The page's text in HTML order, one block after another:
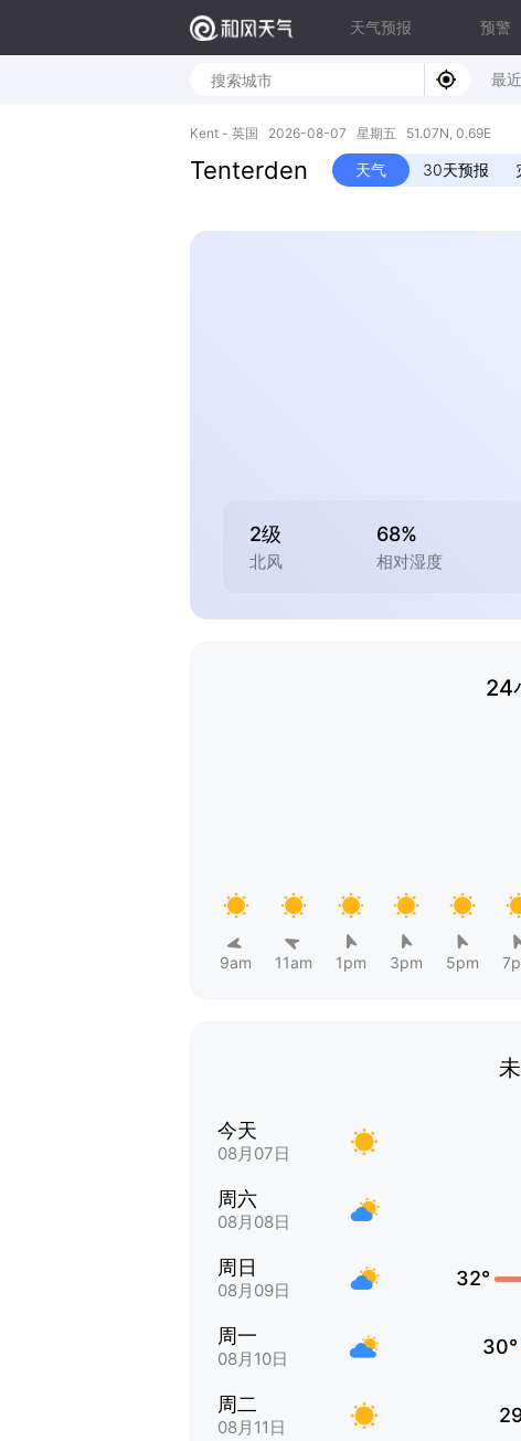
天气预报 预警
最近
Kent - 英国 2026-08-07 星期五 51.07N, 0.69E
Tenterden 天气 30天预报
2级
北风
68%
相对湿度
24
9am 11am 1pm 3pm 5pm
今天
08月07日
周六
08月08日
周日
08月09日
32°
周一
08月10日
30°
周二
08月11日